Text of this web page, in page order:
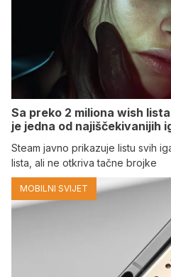
Sa preko 2 miliona wish
je jedna od najiščekivanijih
Steam javno prikazuje listu svih
lista, ali ne otkriva tačne brojke
MOBILNI SVIJET